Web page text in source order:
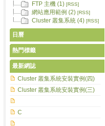
FTP 主機 (1) [RSS]
網站應用範例 (2) [RSS]
Cluster 叢集系統 (4) [RSS]
日曆
熱門標籤
最新網誌
Cluster 叢集系統安裝實例(四)
Cluster 叢集系統安裝實例(三)
C